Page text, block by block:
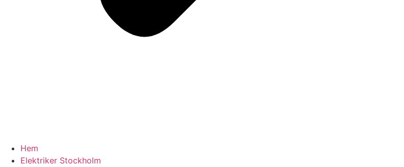
Hem
Elektriker Stockholm